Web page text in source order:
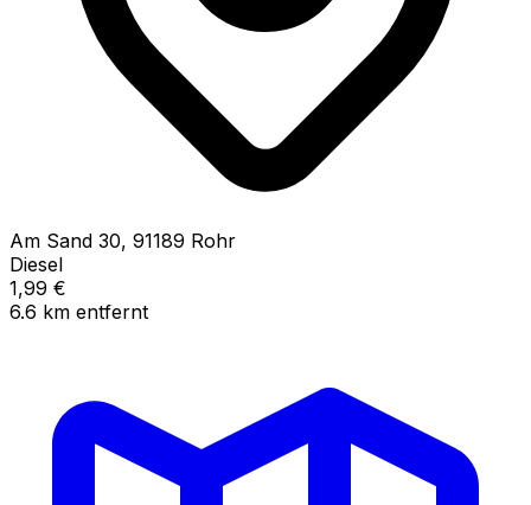
Am Sand 30, 91189 Rohr
Diesel
1,99 €
6.6 km entfernt